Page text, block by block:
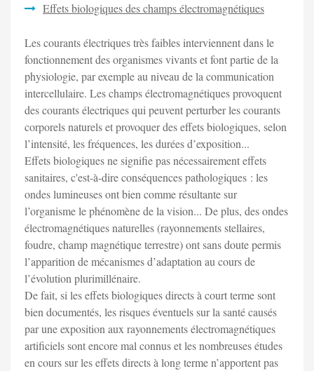
Effets biologiques des champs électromagnétiques
Les courants électriques très faibles interviennent dans le
fonctionnement des organismes vivants et font partie de la
physiologie, par exemple au niveau de la communication
intercellulaire. Les champs électromagnétiques provoquent
des courants électriques qui peuvent perturber les courants
corporels naturels et provoquer des effets biologiques, selon
l’intensité, les fréquences, les durées d’exposition...
Effets biologiques ne signifie pas nécessairement effets
sanitaires, c'est-à-dire conséquences pathologiques : les
ondes lumineuses ont bien comme résultante sur
l’organisme le phénomène de la vision... De plus, des ondes
électromagnétiques naturelles (rayonnements stellaires,
foudre, champ magnétique terrestre) ont sans doute permis
l’apparition de mécanismes d’adaptation au cours de
l’évolution plurimillénaire.
De fait, si les effets biologiques directs à court terme sont
bien documentés, les risques éventuels sur la santé causés
par une exposition aux rayonnements électromagnétiques
artificiels sont encore mal connus et les nombreuses études
en cours sur les effets directs à long terme n’apportent pas